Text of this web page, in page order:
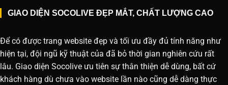
GIAO DIỆN SOCOLIVE ĐẸP MẮT, CHẤT LƯỢNG CAO
Để có được trang website đẹp và tối ưu đầy đủ tính năng như
hiện tại, đội ngũ kỹ thuật của đã bỏ thời gian nghiên cứu rất
lâu. Giao diện Socolive ưu tiên sự thân thiện dễ dùng, bất cứ
khách hàng dù chưa vào website lần nào cũng dễ dàng thực